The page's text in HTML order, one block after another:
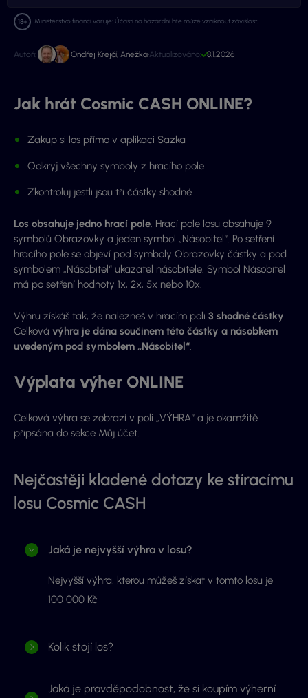
Ministerstvo financí varuje: Účastí na hazardní hře může vzniknout závislost.
Autoři: Ondřej Krejčí, Anežka Aktualizováno: 8.1.2026
Jak hrát Cosmic CASH ONLINE?
Zakup si los přímo v aplikaci Sazka
Odkryj všechny symboly z hracího pole
Zkontroluj jestli jsou tři částky shodné
Los obsahuje jedno hrací pole. Hrací pole losu obsahuje 9
symbolů Obrazovky a jeden symbol „Násobitel“. Po setření
hracího pole se objeví pod symboly Obrazovky částky a pod
symbolem „Násobitel“ ukazatel násobitele. Symbol Násobitel
má po setření hodnoty 1x, 2x, 5x nebo 10x.
Výhru získáš tak, že nalezneš v hracím poli 3 shodné částky.
Celková výhra je dána součinem této částky a násobkem
uvedeným pod symbolem „Násobitel“.
Výplata výher ONLINE
Celková výhra se zobrazí v poli „VÝHRA“ a je okamžitě
připsána do sekce Můj účet.
Nejčastěji kladené dotazy ke stíracímu
losu Cosmic CASH
Jaká je nejvyšší výhra v losu?
Nejvyšší výhra, kterou můžeš získat v tomto losu je
100 000 Kč
Kolik stojí los?
Jaká je pravděpodobnost, že si koupím výherní